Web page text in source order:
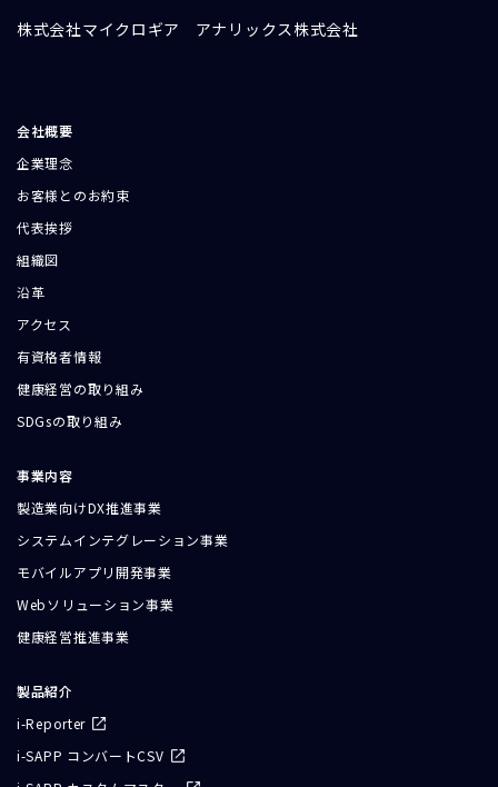
株式会社マイクロギア アナリックス株式会社
会社概要
企業理念
お客様とのお約束
代表挨拶
組織図
沿革
アクセス
有資格者情報
健康経営の取り組み
SDGsの取り組み
事業内容
製造業向けDX推進事業
システムインテグレーション事業
モバイルアプリ開発事業
Webソリューション事業
健康経営推進事業
製品紹介
i-Reporter
i-SAPP コンバートCSV